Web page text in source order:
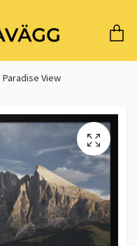
Paradise View